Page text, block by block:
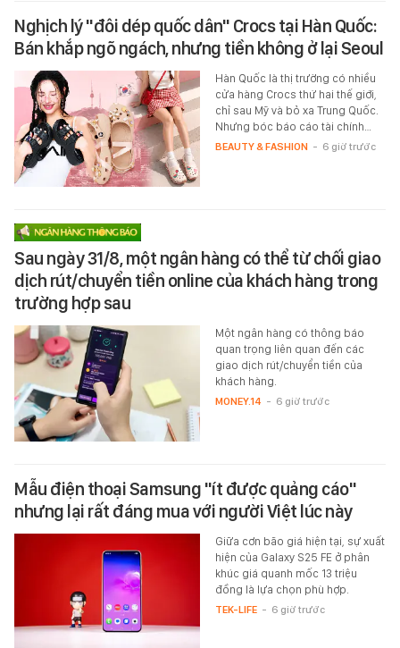
Nghịch lý "đôi dép quốc dân" Crocs tại Hàn Quốc:
Bán khắp ngõ ngách, nhưng tiền không ở lại Seoul
Hàn Quốc là thị trường có nhiều
cửa hàng Crocs thứ hai thế giới,
chỉ sau Mỹ và bỏ xa Trung Quốc.
Nhưng bóc báo cáo tài chính…
BEAUTY & FASHION - 6 giờ trước
Sau ngày 31/8, một ngân hàng có thể từ chối giao
dịch rút/chuyển tiền online của khách hàng trong
trường hợp sau
Một ngân hàng có thông báo
quan trọng liên quan đến các
giao dịch rút/chuyển tiền của
khách hàng.
MONEY.14 - 6 giờ trước
Mẫu điện thoại Samsung "ít được quảng cáo"
nhưng lại rất đáng mua với người Việt lúc này
Giữa cơn bão giá hiện tại, sự xuất
hiện của Galaxy S25 FE ở phân
khúc giá quanh mốc 13 triệu
đồng là lựa chọn phù hợp.
TEK-LIFE - 6 giờ trước